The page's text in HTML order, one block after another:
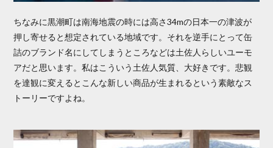
ちなみに黒潮町は南海地震の時には高さ34mの日本一の津波が
押し寄せると想定されている地域です。それを逆手にとって缶
詰のブランド名にしてしまうところなどは土佐人らしいユーモ
アだと思います。私はこういう土佐人気質、大好きです。悲観
を達観に変えるとこんな新しい商品が生まれるという素敵なス
トーリーですよね。